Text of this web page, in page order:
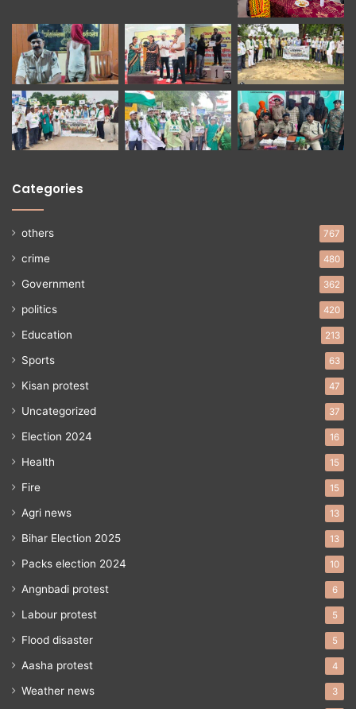
Categories
others 767
crime 480
Government 362
politics 420
Education 213
Sports 63
Kisan protest 47
Uncategorized 37
Election 2024 16
Health 15
Fire 15
Agri news 13
Bihar Election 2025 13
Packs election 2024 10
Angnbadi protest 6
Labour protest 5
Flood disaster 5
Aasha protest 4
Weather news 3